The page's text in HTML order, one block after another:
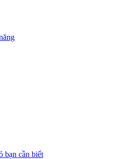
bạn cần biết